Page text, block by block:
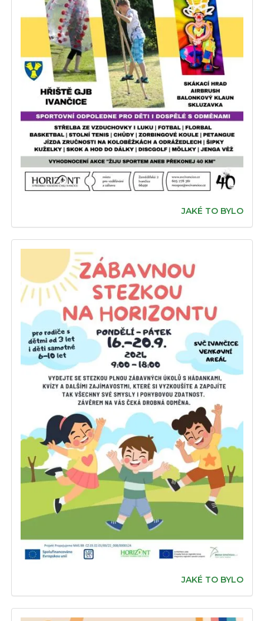
JAKÉ TO BYLO
JAKÉ TO BYLO